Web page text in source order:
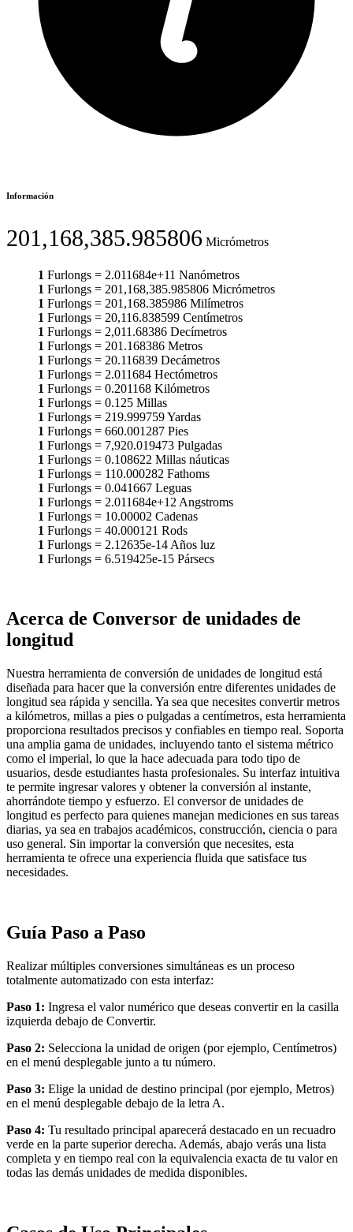
Información
201,168,385.985806 Micrómetros
1 Furlongs = 2.011684e+11 Nanómetros
1 Furlongs = 201,168,385.985806 Micrómetros
1 Furlongs = 201,168.385986 Milímetros
1 Furlongs = 20,116.838599 Centímetros
1 Furlongs = 2,011.68386 Decímetros
1 Furlongs = 201.168386 Metros
1 Furlongs = 20.116839 Decámetros
1 Furlongs = 2.011684 Hectómetros
1 Furlongs = 0.201168 Kilómetros
1 Furlongs = 0.125 Millas
1 Furlongs = 219.999759Yardas
1 Furlongs = 660.001287 Pies
1 Furlongs = 7,920.019473 Pulgadas
1 Furlongs = 0.108622 Millas náuticas
1 Furlongs = 110.000282 Fathoms
1 Furlongs = 0.041667 Leguas
1 Furlongs = 2.011684e+12 Angstroms
1 Furlongs = 10.00002 Cadenas
1 Furlongs = 40.000121 Rods
1 Furlongs = 2.12635e-14 Años luz
1 Furlongs = 6.519425e-15 Pársecs
Acerca de Conversor de unidades de
longitud
Nuestra herramienta de conversión de unidades de longitud está
diseñada para hacer que la conversión entre diferentes unidades de
longitud sea rápida y sencilla. Ya sea que necesites convertir metros
a kilómetros, millas a pies o pulgadas a centímetros, esta herramienta
proporciona resultados precisos y confiables en tiempo real. Soporta
una amplia gama de unidades, incluyendo tanto el sistema métrico
como el imperial, lo que la hace adecuada para todo tipo de
usuarios, desde estudiantes hasta profesionales. Su interfaz intuitiva
te permite ingresar valores y obtener la conversión al instante,
ahorrándote tiempo y esfuerzo. El conversor de unidades de
longitud es perfecto para quienes manejan mediciones en sus tareas
diarias, ya sea en trabajos académicos, construcción, ciencia o para
uso general. Sin importar la conversión que necesites, esta
herramienta te ofrece una experiencia fluida que satisface tus
necesidades.
Guía Paso a Paso
Realizar múltiples conversiones simultáneas es un proceso
totalmente automatizado con esta interfaz:
Paso 1: Ingresa el valor numérico que deseas convertir en la casilla
izquierda debajo de Convertir.
Paso 2: Selecciona la unidad de origen (por ejemplo, Centímetros)
en el menú desplegable junto a tu número.
Paso 3: Elige la unidad de destino principal (por ejemplo, Metros)
en el menú desplegable debajo de la letra A.
Paso 4: Tu resultado principal aparecerá destacado en un recuadro
verde en la parte superior derecha. Además, abajo verás una lista
completa y en tiempo real con la equivalencia exacta de tu valor en
todas las demás unidades de medida disponibles.